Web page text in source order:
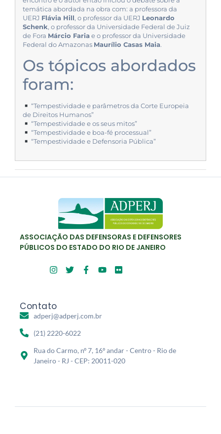
temática abordada na obra com: a professora da
UERJ Flávia Hill, o professor da UERJ Leonardo
Schenk, o professor da Universidade Federal de Juiz
de Fora Márcio Faria e o professor da Universidade
Federal do Amazonas Maurílio Casas Maia.
Os tópicos abordados
foram:
“Tempestividade e parâmetros da Corte Europeia
de Direitos Humanos”
“Tempestividade e os seus mitos”
“Tempestividade e boa-fé processual”
“Tempestividade e Defensoria Pública”
ASSOCIAÇÃO DAS DEFENSORAS E DEFENSORES
PÚBLICOS DO ESTADO DO RIO DE JANEIRO
Contato
adperj@adperj.com.br
(21) 2220-6022
Rua do Carmo, nº 7, 16º andar - Centro - Rio de
Janeiro - RJ - CEP: 20011-020